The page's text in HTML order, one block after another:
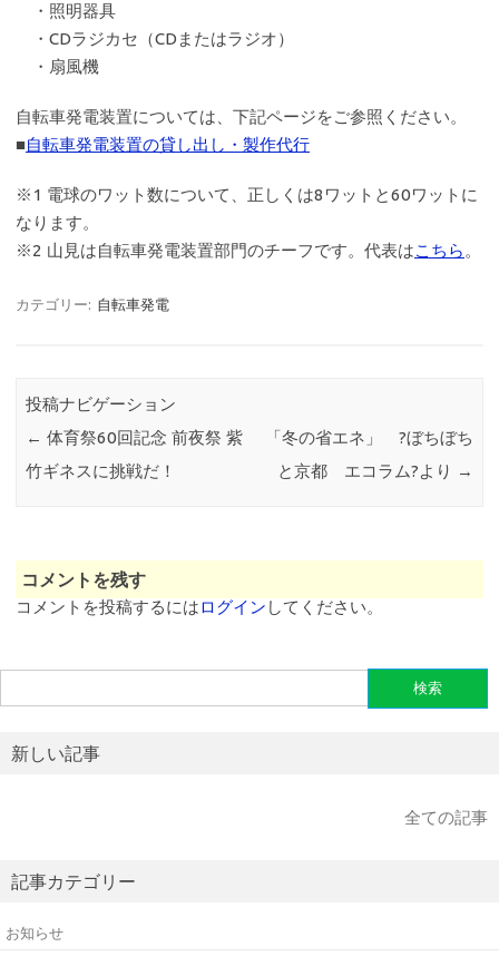
・照明器具
・CDラジカセ（CDまたはラジオ）
・扇風機
自転車発電装置については、下記ページをご参照ください。
■自転車発電装置の貸し出し・製作代行
※1 電球のワット数について、正しくは8ワットと60ワットに
なります。
※2 山見は自転車発電装置部門のチーフです。代表はこちら 。
カテゴリー: 自転車発電
投稿ナビゲーション
← 体育祭60回記念 前夜祭 紫
竹ギネスに挑戦だ！
「冬の省エネ」 ?ぼちぼち
と京都 エコラム?より →
コメントを残す
コメントを投稿するにはログイン してください。
索:
新しい記事
全ての記事
記事カテゴリー
お知らせ